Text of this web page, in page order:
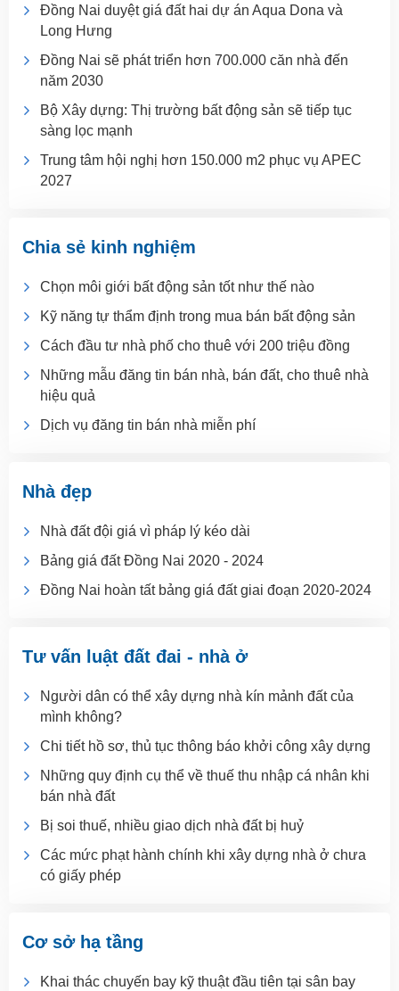
Đồng Nai duyệt giá đất hai dự án Aqua Dona và
Long Hưng
Đồng Nai sẽ phát triển hơn 700.000 căn nhà đến
năm 2030
Bộ Xây dựng: Thị trường bất động sản sẽ tiếp tục
sàng lọc mạnh
Trung tâm hội nghị hơn 150.000 m2 phục vụ APEC
2027
Chia sẻ kinh nghiệm
Chọn môi giới bất động sản tốt như thế nào
Kỹ năng tự thẩm định trong mua bán bất động sản
Cách đầu tư nhà phố cho thuê với 200 triệu đồng
Những mẫu đăng tin bán nhà, bán đất, cho thuê nhà
hiệu quả
Dịch vụ đăng tin bán nhà miễn phí
Nhà đẹp
Nhà đất đội giá vì pháp lý kéo dài
Bảng giá đất Đồng Nai 2020 - 2024
Đồng Nai hoàn tất bảng giá đất giai đoạn 2020-2024
Tư vấn luật đất đai - nhà ở
Người dân có thể xây dựng nhà kín mảnh đất của
mình không?
Chi tiết hồ sơ, thủ tục thông báo khởi công xây dựng
Những quy định cụ thể về thuế thu nhập cá nhân khi
bán nhà đất
Bị soi thuế, nhiều giao dịch nhà đất bị huỷ
Các mức phạt hành chính khi xây dựng nhà ở chưa
có giấy phép
Cơ sở hạ tầng
Khai thác chuyến bay kỹ thuật đầu tiên tại sân bay